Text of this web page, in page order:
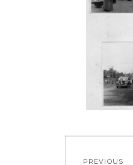
PREVIOUS